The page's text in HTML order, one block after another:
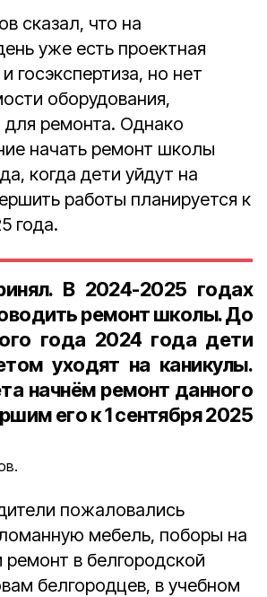
сказал, что на
уже есть проектная
госэкспертиза, но нет
оборудования,
для ремонта. Однако
начать ремонт школы
когда дети уйдут на
работы планируется к
года.
В 2024-2025 годах
ремонт школы. До
года 2024 года дети
уходят на каникулы.
начнём ремонт данного
его к 1 сентября 2025
пожаловались
мебель, поборы на
ремонт в белгородской
белгородцев, в учебном